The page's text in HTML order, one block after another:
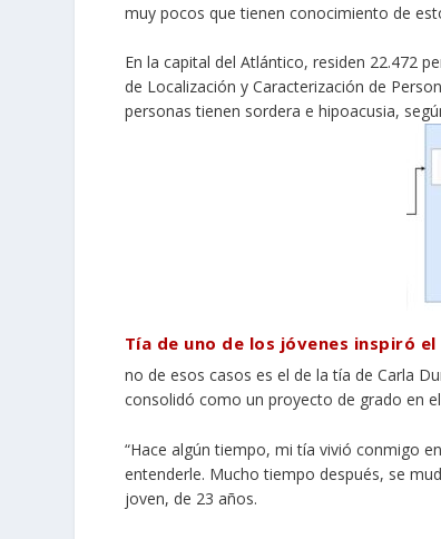
muy pocos que tienen conocimiento de
En la capital del Atlántico, residen 22.472
de Localización y Caracterización de
personas tienen sordera e hipoacusia,
Tía de uno de los jóvenes inspiró
no de esos casos es el de la tía de Carla
consolidó como un proyecto de grado en
“Hace algún tiempo, mi tía vivió conmigo
entenderle. Mucho tiempo después, se
joven, de 23 años.